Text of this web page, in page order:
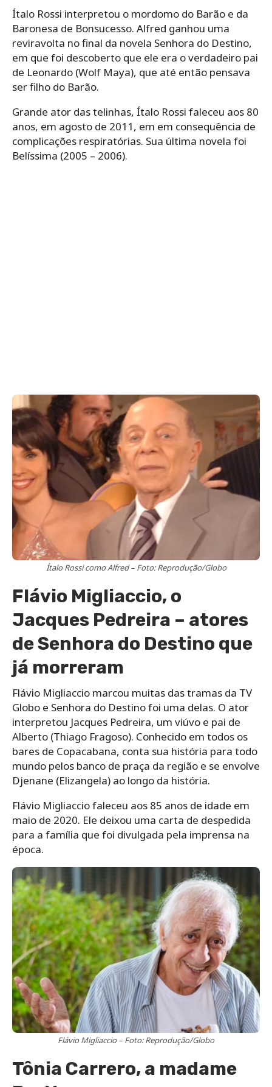
Ítalo Rossi interpretou o mordomo do Barão e da
Baronesa de Bonsucesso. Alfred ganhou uma
reviravolta no final da novela Senhora do Destino,
em que foi descoberto que ele era o verdadeiro pai
de Leonardo (Wolf Maya), que até então pensava
ser filho do Barão.
Grande ator das telinhas, Ítalo Rossi faleceu aos 80
anos, em agosto de 2011, em em consequência de
complicações respiratórias. Sua última novela foi
Belíssima (2005 – 2006).
Ítalo Rossi como Alfred – Foto: Reprodução/Globo
Flávio Migliaccio, o
Jacques Pedreira – atores
de Senhora do Destino que
já morreram
Flávio Migliaccio marcou muitas das tramas da TV
Globo e Senhora do Destino foi uma delas. O ator
interpretou Jacques Pedreira, um viúvo e pai de
Alberto (Thiago Fragoso). Conhecido em todos os
bares de Copacabana, conta sua história para todo
mundo pelos banco de praça da região e se envolve
Djenane (Elizangela) ao longo da história.
Flávio Migliaccio faleceu aos 85 anos de idade em
maio de 2020. Ele deixou uma carta de despedida
para a família que foi divulgada pela imprensa na
época.
Flávio Migliaccio – Foto: Reprodução/Globo
Tônia Carrero, a madame